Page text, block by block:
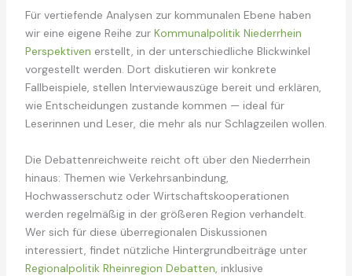
Für vertiefende Analysen zur kommunalen Ebene haben
wir eine eigene Reihe zur Kommunalpolitik Niederrhein
Perspektiven erstellt, in der unterschiedliche Blickwinkel
vorgestellt werden. Dort diskutieren wir konkrete
Fallbeispiele, stellen Interviewauszüge bereit und erklären,
wie Entscheidungen zustande kommen — ideal für
Leserinnen und Leser, die mehr als nur Schlagzeilen wollen.
Die Debattenreichweite reicht oft über den Niederrhein
hinaus: Themen wie Verkehrsanbindung,
Hochwasserschutz oder Wirtschaftskooperationen
werden regelmäßig in der größeren Region verhandelt.
Wer sich für diese überregionalen Diskussionen
interessiert, findet nützliche Hintergrundbeiträge unter
Regionalpolitik Rheinregion Debatten, inklusive